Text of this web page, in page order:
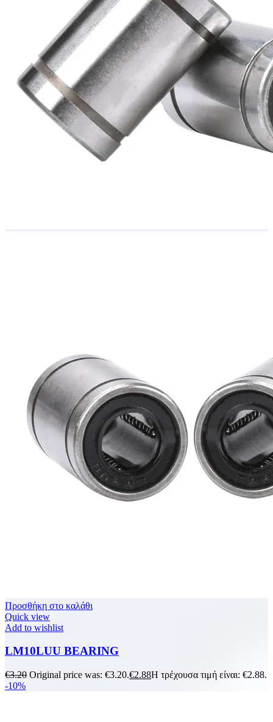
Προσθήκη στο καλάθι
Quick view
Add to wishlist
LM10LUU BEARING
€3.20 Original price was: €3.20.€2.88Η τρέχουσα τιμή είναι: €2.88.
-10%